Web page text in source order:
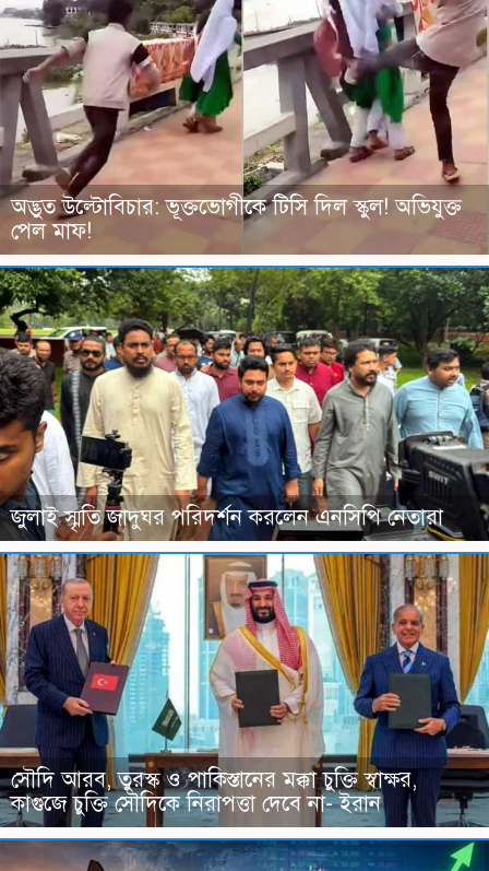
অদ্ভুত উল্টোবিচার: ভূক্তভোগীকে টিসি দিল স্কুল! অভিযুক্ত
পেল মাফ!
জুলাই স্মৃতি জাদুঘর পরিদর্শন করলেন এনসিপি নেতারা
সৌদি আরব, তুরস্ক ও পাকিস্তানের মক্কা চুক্তি স্বাক্ষর,
কাগুজে চুক্তি সৌদিকে নিরাপত্তা দেবে না- ইরান